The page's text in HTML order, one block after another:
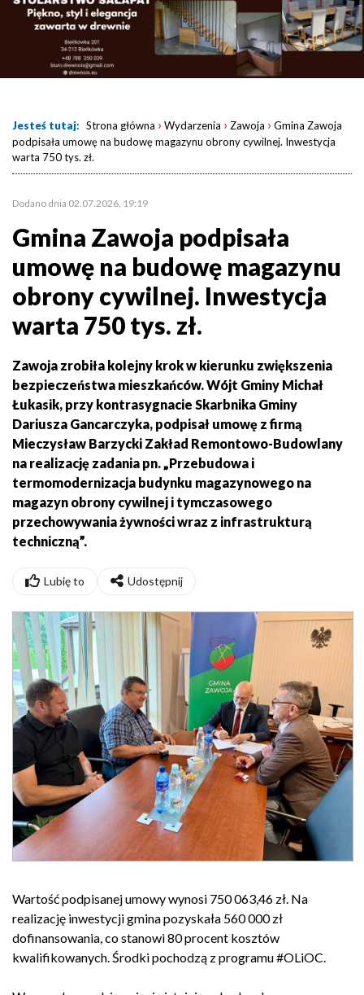
Jesteś tutaj: Strona główna › Wydarzenia › Zawoja › Gmina Zawoja
podpisała umowę na budowę magazynu obrony cywilnej. Inwestycja
warta 750 tys. zł.
Dodano dnia 02.07.2026, 19:19
Gmina Zawoja podpisała
umowę na budowę magazynu
obrony cywilnej. Inwestycja
warta 750 tys. zł.
Zawoja zrobiła kolejny krok w kierunku zwiększenia
bezpieczeństwa mieszkańców. Wójt Gminy Michał
Łukasik, przy kontrasygnacie Skarbnika Gminy
Dariusza Gancarczyka, podpisał umowę z firmą
Mieczysław Barzycki Zakład Remontowo-Budowlany
na realizację zadania pn. „Przebudowa i
termomodernizacja budynku magazynowego na
magazyn obrony cywilnej i tymczasowego
przechowywania żywności wraz z infrastrukturą
techniczną”.
Lubię to Udostępnij
Wartość podpisanej umowy wynosi 750 063,46 zł. Na
realizację inwestycji gmina pozyskała 560 000 zł
dofinansowania, co stanowi 80 procent kosztów
kwalifikowanych. Środki pochodzą z programu #OLiOC.